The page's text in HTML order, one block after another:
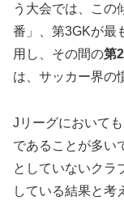
う大会では、この
番」、第3GKが最
用し、その間の第
は、サッカー界の
Jリーグにおいて
であることが多い
としていないクラ
している結果と考